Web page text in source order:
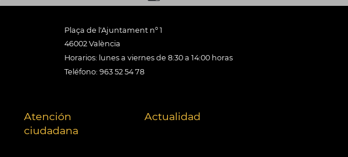
Plaça de l'Ajuntament nº 1
46002 València
Horarios: lunes a viernes de 8:30 a 14:00 horas
Teléfono: 963 52 54 78
Atención
ciudadana
Actualidad